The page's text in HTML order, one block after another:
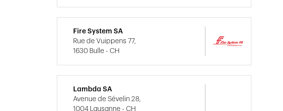
Fire System SA
Rue de Vuippens 77,
1630 Bulle - CH
Lambda SA
Avenue de Sévelin 28,
1004 Lausanne - CH